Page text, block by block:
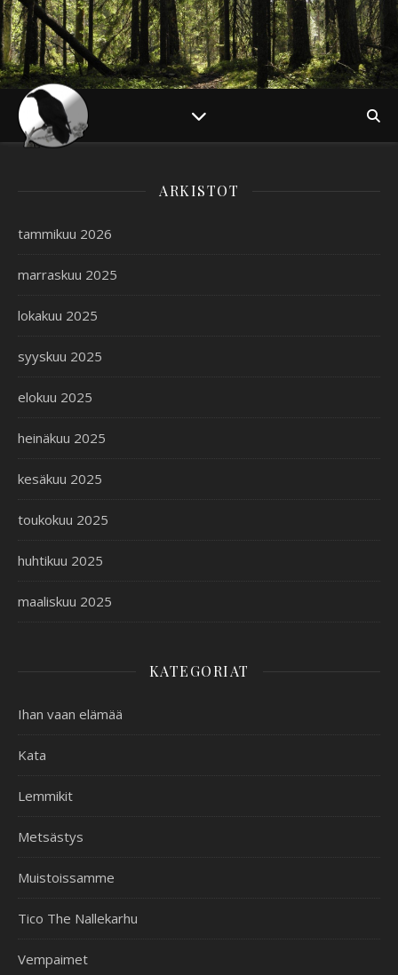
ARKISTOT
tammikuu 2026
marraskuu 2025
lokakuu 2025
syyskuu 2025
elokuu 2025
heinäkuu 2025
kesäkuu 2025
toukokuu 2025
huhtikuu 2025
maaliskuu 2025
KATEGORIAT
Ihan vaan elämää
Kata
Lemmikit
Metsästys
Muistoissamme
Tico The Nallekarhu
Vempaimet